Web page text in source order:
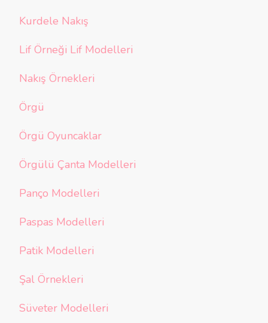
Kurdele Nakış
Lif Örneği Lif Modelleri
Nakış Örnekleri
Örgü
Örgü Oyuncaklar
Örgülü Çanta Modelleri
Panço Modelleri
Paspas Modelleri
Patik Modelleri
Şal Örnekleri
Süveter Modelleri